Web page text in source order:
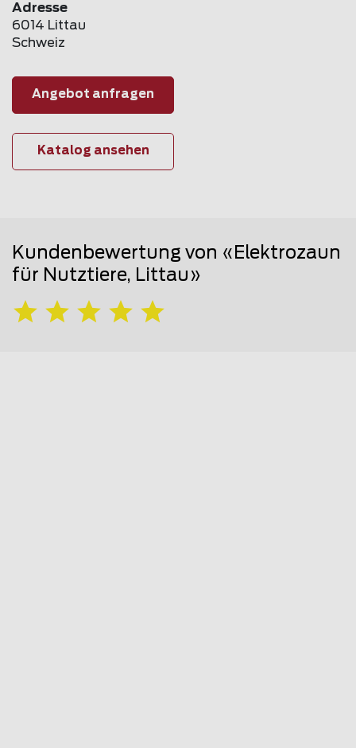
Adresse
6014 Littau
Schweiz
Angebot anfragen
Katalog ansehen
Kundenbewertung von «Elektrozaun
für Nutztiere, Littau»